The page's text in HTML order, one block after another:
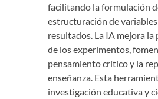
facilitando la formulación
estructuración de
resultados. La IA mejora la
de los experimentos,
pensamiento crítico y la
enseñanza. Esta
investigación educativa y